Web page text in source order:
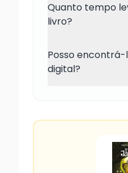
Quanto tempo
livro?
Posso
digital?